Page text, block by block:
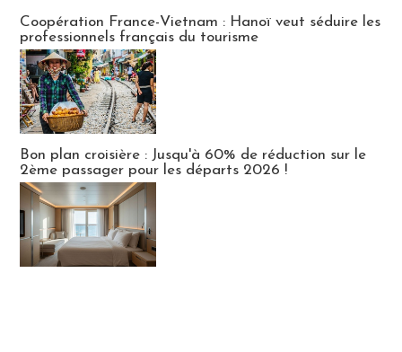
Coopération France-Vietnam : Hanoï veut séduire les
professionnels français du tourisme
Bon plan croisière : Jusqu'à 60% de réduction sur le
2ème passager pour les départs 2026 !